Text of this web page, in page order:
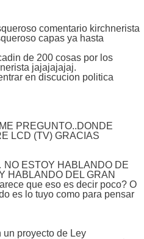
comentario kirchnerista
capas ya hasta
de 200 cosas por los
jajajajajaj.
en discucion politica
PREGUNTO..DONDE
LCD (TV) GRACIAS
ESTOY HABLANDO DE
HABLANDO DEL GRAN
que eso es decir poco? O
es lo tuyo como para pensar
un proyecto de Ley